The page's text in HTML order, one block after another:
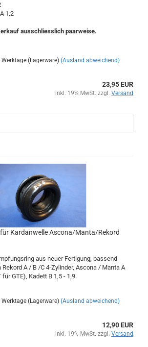
1,2
ausschliesslich paarweise.
Werktage (Lagerware) (Ausland abweichend)
23,95 EUR
inkl. 19% MwSt. zzgl. Versand
Kardanwelle Ascona/Manta/Rekord
aus neuer Fertigung, passend
Rekord A / B /C 4-Zylinder, Ascona / Manta A
für GTE), Kadett B 1,5 - 1,9.
Werktage (Lagerware) (Ausland abweichend)
12,90 EUR
inkl. 19% MwSt. zzgl. Versand